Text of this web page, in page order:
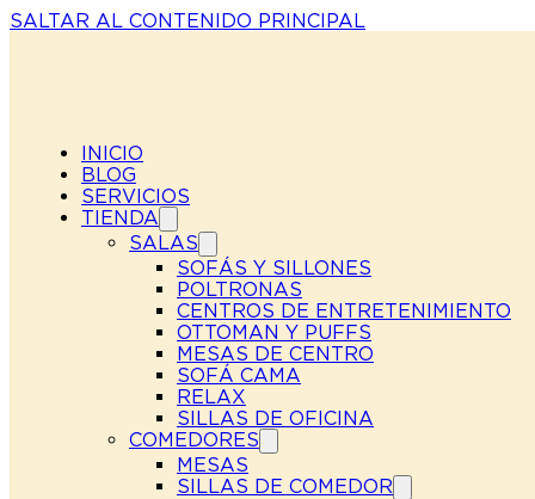
SALTAR AL CONTENIDO PRINCIPAL
INICIO
BLOG
SERVICIOS
TIENDA
SALAS
SOFÁS Y SILLONES
POLTRONAS
CENTROS DE ENTRETENIMIENTO
OTTOMAN Y PUFFS
MESAS DE CENTRO
SOFÁ CAMA
RELAX
SILLAS DE OFICINA
COMEDORES
MESAS
SILLAS DE COMEDOR